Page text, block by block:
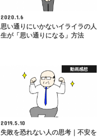
2020.1.6
思い通りにいかないイライラの人
生が「思い通りになる」方法
動画感想
2019.5.10
失敗を恐れない人の思考｜不安を